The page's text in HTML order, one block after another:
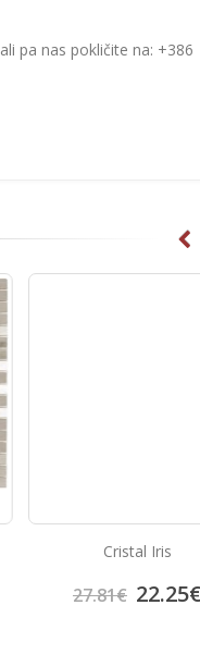
ali pa nas pokličite na: +386
Cristal Iris
27.81€ 22.25€